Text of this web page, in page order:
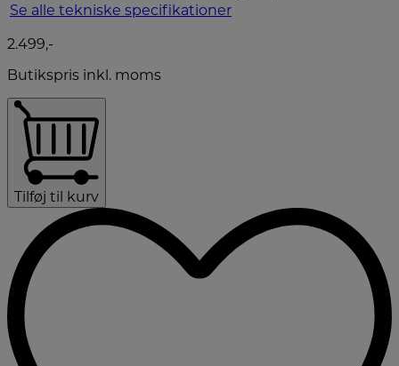
Se alle tekniske specifikationer
2.499,-
Butikspris inkl. moms
Tilføj til kurv